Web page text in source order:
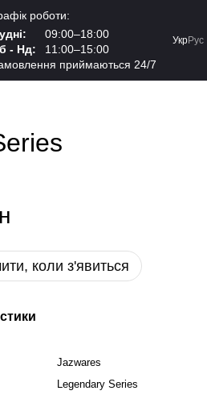
роботи:
09:00–18:00
- Нд:
11:00–15:00
приймаються 24/7
УкрРус
коли з'явиться
Jazwares
Legendary Series